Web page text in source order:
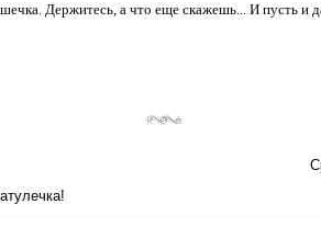
Держитесь, а что еще скажешь... И пусть и